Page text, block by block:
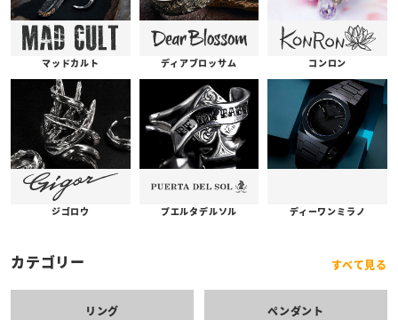
マッドカルト ディアブロッサム コンロン
ジゴロウ プエルタデルソル ディーワンミラノ
カテゴリー すべて見る
リング ペンダント